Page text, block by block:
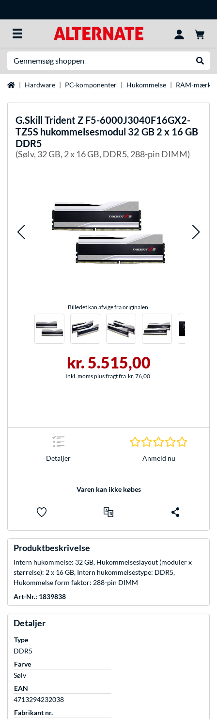
StartsideHardware PC-komponenter Hukommelse RAM-mærker
G.Skill Trident Z F5-6000J3040F16GX2-
TZ5S hukommelsesmodul 32 GB 2 x 16 GB
DDR5
(Sølv, 32 GB, 2 x 16 GB, DDR5, 288-pin DIMM)
Billedet kan afvige fra originalen.
kr. 5.515,00
Inkl. moms plus fragt fra kr. 76,00
Detaljer Anmeld nu
Varen kan ikke købes
Produktbeskrivelse
Intern hukommelse: 32 GB, Hukommelseslayout (moduler x
størrelse): 2 x 16 GB, Intern hukommelsestype: DDR5,
Hukommelse form faktor: 288-pin DIMM
Art-Nr.: 1839838
Detaljer
Type
DDR5
Farve
Sølv
EAN
4713294232038
Fabrikant nr.